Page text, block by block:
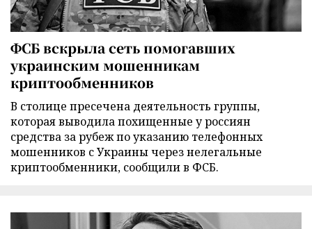
ФСБ вскрыла сеть помогавших
украинским мошенникам
криптообменников
В столице пресечена деятельность группы,
которая выводила похищенные у россиян
средства за рубеж по указанию телефонных
мошенников с Украины через нелегальные
криптообменники, сообщили в ФСБ.